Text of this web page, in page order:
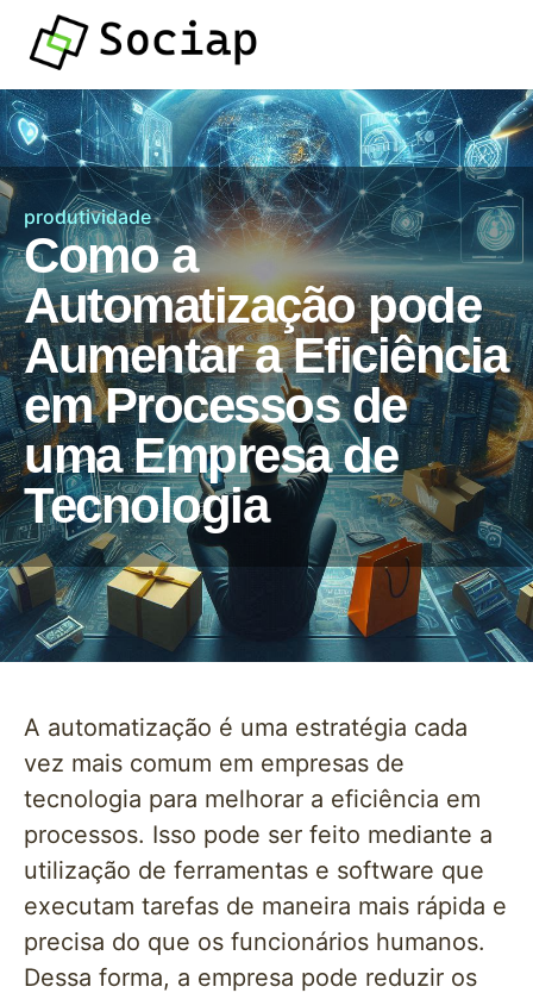
produtividade
Como a
Automatização pode
Aumentar a Eficiência
em Processos de
uma Empresa de
Tecnologia
A automatização é uma estratégia cada
vez mais comum em empresas de
tecnologia para melhorar a eficiência em
processos. Isso pode ser feito mediante a
utilização de ferramentas e software que
executam tarefas de maneira mais rápida e
precisa do que os funcionários humanos.
Dessa forma, a empresa pode reduzir os